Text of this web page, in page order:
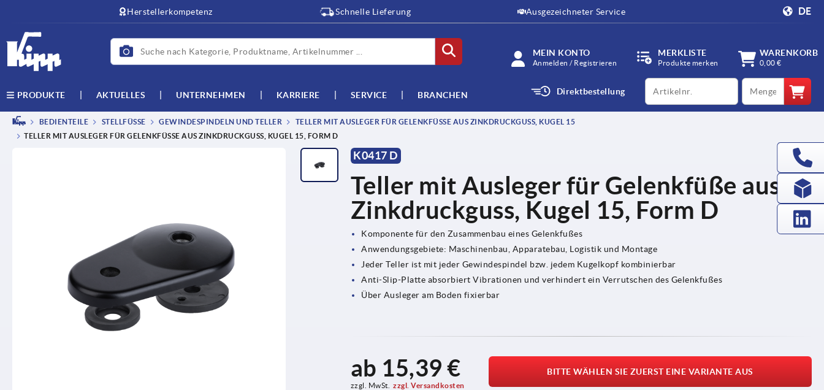
Herstellerkompetenz Schnelle Lieferung Ausgezeichneter Service DE
MEIN KONTO
Anmelden / Registrieren
MERKLISTE
Produkte merken
WARENKORB
0,00 €
PRODUKTE AKTUELLES UNTERNEHMEN KARRIERE SERVICE BRANCHEN Direktbestellung
productCode qty
BEDIENTEILE STELLFÜSSE GEWINDESPINDELN UND TELLER
TELLER MIT AUSLEGER FÜR GELENKFÜSSE AUS ZINKDRUCKGUSS, KUGEL 15
TELLER MIT AUSLEGER FÜR GELENKFÜSSE AUS ZINKDRUCKGUSS, KUGEL 15, FORM D
K0417 D
Teller mit Ausleger für Gelenkfüße aus
Zinkdruckguss, Kugel 15, Form D
Komponente für den Zusammenbau eines Gelenkfußes
Anwendungsgebiete: Maschinenbau, Apparatebau, Logistik und Montage
Jeder Teller ist mit jeder Gewindespindel bzw. jedem Kugelkopf kombinierbar
Anti-Slip-Platte absorbiert Vibrationen und verhindert ein Verrutschen des Gelenkfußes
Über Ausleger am Boden fixierbar
ab 15,39 €
zzgl. MwSt. zzgl. Versandkosten
BITTE WÄHLEN SIE ZUERST EINE VARIANTE AUS